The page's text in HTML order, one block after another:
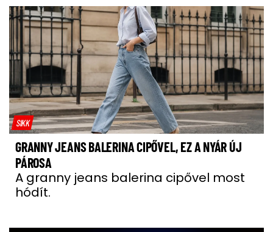
SIKK
GRANNY JEANS BALERINA CIPŐVEL, EZ A NYÁR ÚJ
PÁROSA
A granny jeans balerina cipővel most
hódít.